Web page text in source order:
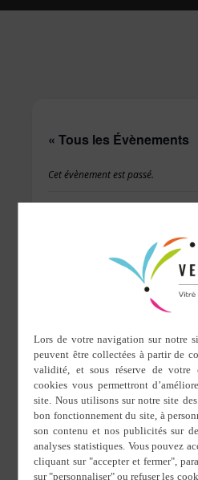
« Tous les Évènements
Cet évènement est passé.
Fabriquer ses
d’entretien au
7 février 2020 de 20 h 00 min
Animation organisée par
Inscription obligatoire.
DÉTAILS
Date :
7 février 2020
9